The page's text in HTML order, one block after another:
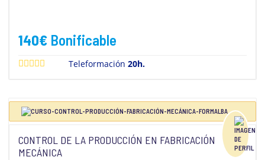
140€ Bonificable
Teleformación20h.
CONTROL DE LA PRODUCCIÓN EN FABRICACIÓN
MECÁNICA